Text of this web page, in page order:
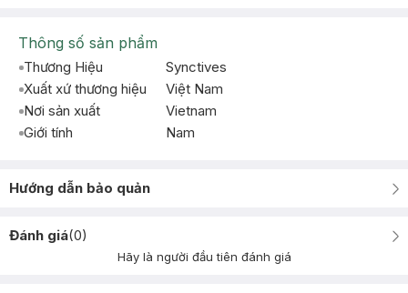
Thông số sản phẩm
Thương Hiệu
Synctives
Xuất xứ thương hiệu
Việt Nam
Nơi sản xuất
Vietnam
Giới tính
Nam
Hướng dẫn bảo quản
Đánh giá(0)
Hãy là người đầu tiên đánh giá